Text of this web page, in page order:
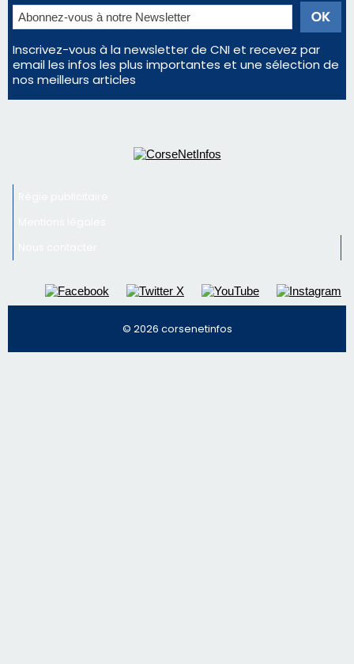
Régie publicitaire
Nous contacter
© 2026 corsenetinfos